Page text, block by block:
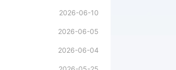
2026-06-10
2026-06-05
2026-06-04